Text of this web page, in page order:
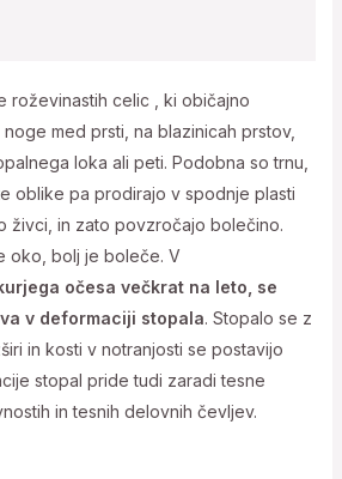
roževinastih celic , ki običajno
med prsti, na blazinicah prstov,
loka ali peti. Podobna so trnu,
oblike pa prodirajo v spodnje plasti
živci, in zato povzročajo bolečino.
oko, bolj je boleče. V
očesa večkrat na leto, se
v deformaciji stopala. Stopalo se z
in kosti v notranjosti se postavijo
stopal pride tudi zaradi tesne
in tesnih delovnih čevljev.